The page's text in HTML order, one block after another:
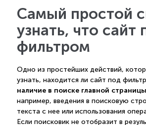
Самый простой
узнать, что сайт
фильтром
Одно из простейших действий,
узнать, находится ли сайт под
наличие в поиске главной страницы
например, введения в поисковую
текста с нее или использования
Если поисковик не отобразит в